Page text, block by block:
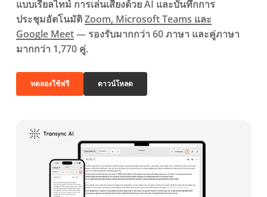
แบบเรียลไทม์ การเล่นเสียงด้วย AI และบันทึกการ
ประชุมอัตโนมัติZoom, Microsoft Teams และ
Google Meet— รองรับมากกว่า 60 ภาษา และคู่ภาษา
มากกว่า 1,770 คู่.
ทดลองใช้ฟรี ดาวน์โหลด